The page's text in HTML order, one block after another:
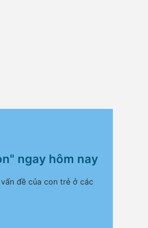
ngay hôm nay
đề của con trẻ ở các